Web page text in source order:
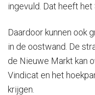
ingevuld. Dat heeft
Daardoor kunnen ook
in de oostwand. De
de Nieuwe Markt kan
Vindicat en het
krijgen.